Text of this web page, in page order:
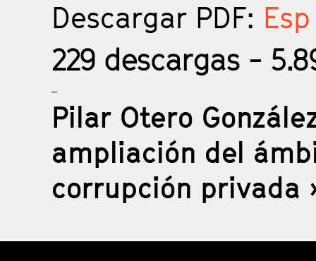
Descargar PDF:
229 descargas -
Pilar Otero
ampliación del
corrupción privada